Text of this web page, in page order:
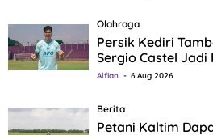
Olahraga
Persik Kediri
Sergio Castel Jadi
Alfian 6 Aug 2026
Berita
Petani Kaltim